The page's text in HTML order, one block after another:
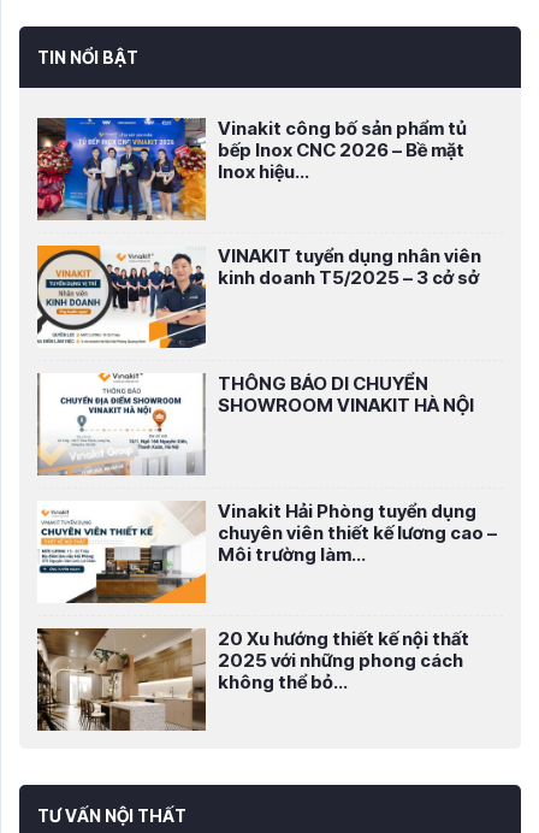
TIN NỔI BẬT
Vinakit công bố sản phẩm tủ
bếp Inox CNC 2026 – Bề mặt
Inox hiệu...
VINAKIT tuyển dụng nhân viên
kinh doanh T5/2025 – 3 cở sở
THÔNG BÁO DI CHUYỂN
SHOWROOM VINAKIT HÀ NỘI
Vinakit Hải Phòng tuyển dụng
chuyên viên thiết kế lương cao –
Môi trường làm...
20 Xu hướng thiết kế nội thất
2025 với những phong cách
không thể bỏ...
TƯ VẤN NỘI THẤT